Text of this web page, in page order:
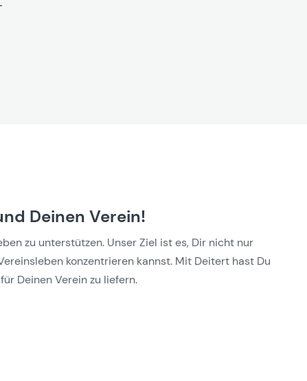
Deinen Verein!
zu unterstützen. Unser Ziel ist es, Dir nicht nur
konzentrieren kannst. Mit Deitert hast Du
Deinen Verein zu liefern.